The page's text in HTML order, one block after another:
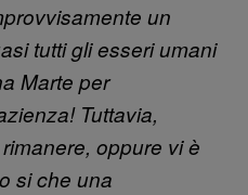
un
tutti gli esseri umani
Marte per
Tuttavia,
oppure vi è
si che una